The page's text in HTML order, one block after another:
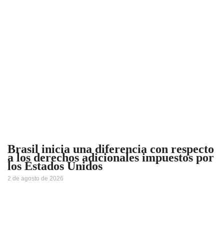
Brasil inicia una diferencia con respecto
a los derechos adicionales impuestos por
los Estados Unidos
2 de agosto de 2026